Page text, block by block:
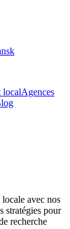
localAgences
avec nos
stratégies pour
recherche